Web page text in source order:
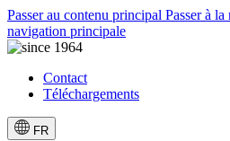
Passer au contenu principal Passer à la
navigation principale
Contact
Téléchargements
FR